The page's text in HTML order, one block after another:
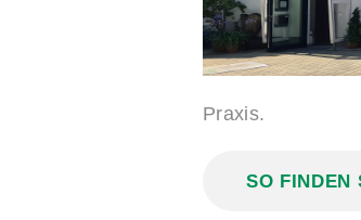
Praxis.
SO FINDEN